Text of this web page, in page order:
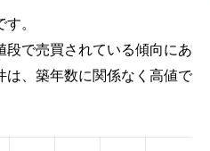
。
で売買されている傾向にあ
は、築年数に関係なく高値で